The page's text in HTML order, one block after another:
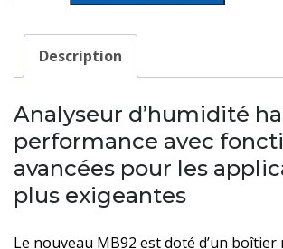
Analyseur
d'humidité
performance
Description
Analyseur d’humidité
performance avec
avancées pour les
plus exigeantes
Le nouveau MB92 est doté d’un boîtier